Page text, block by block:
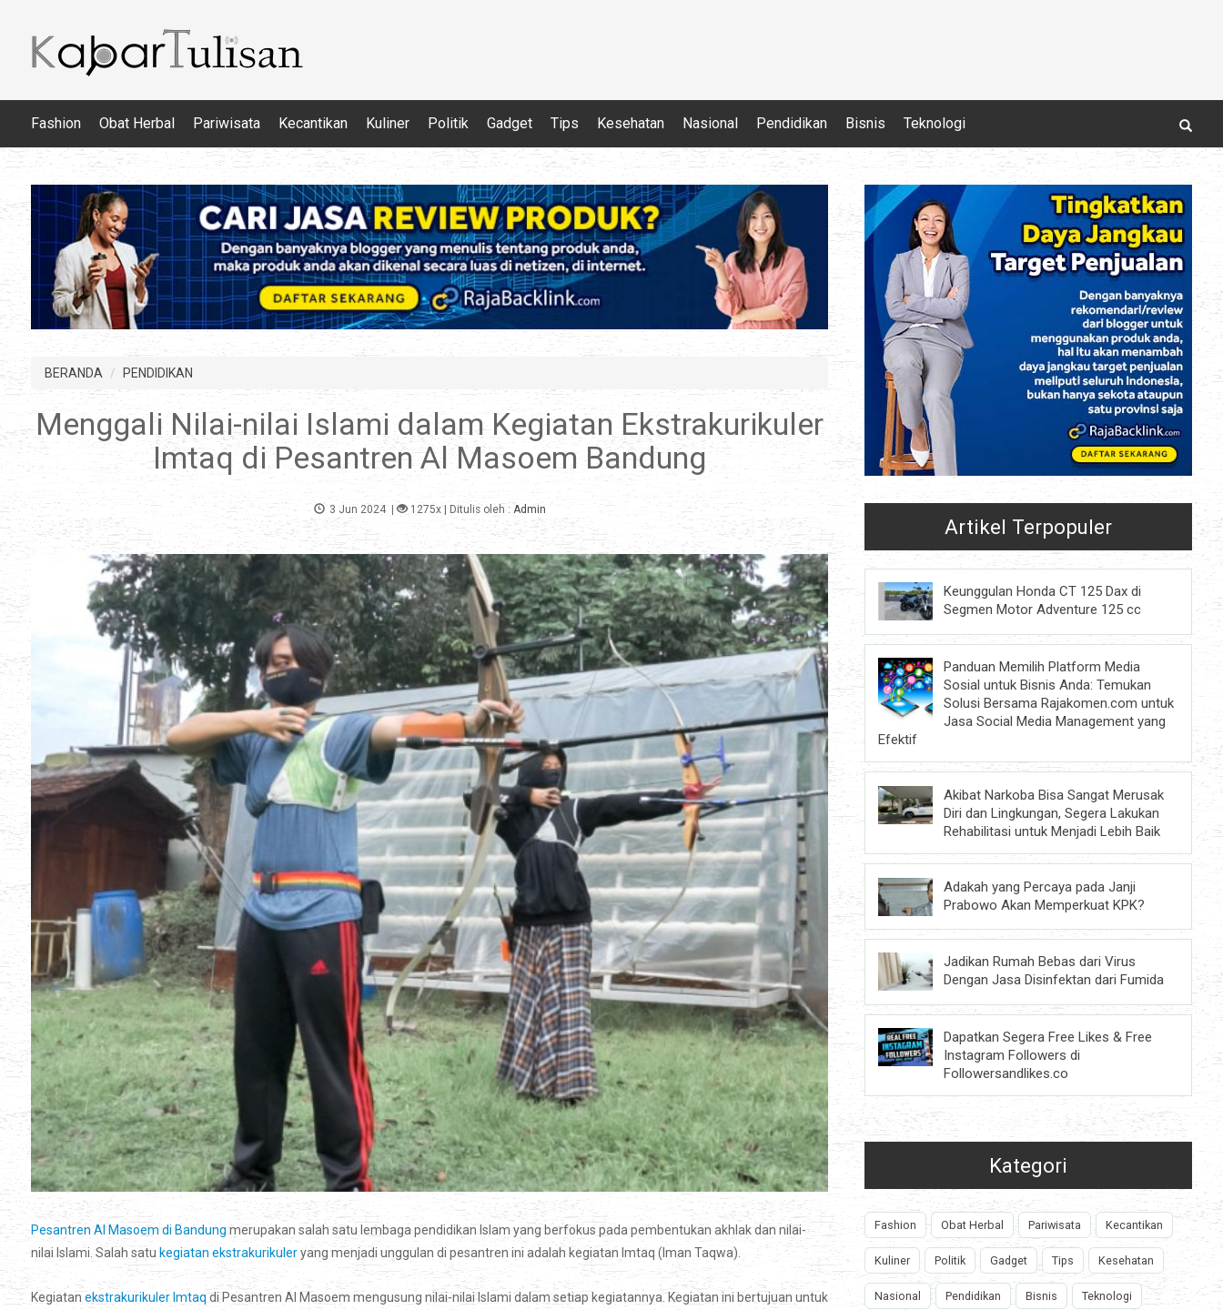
Fashion Obat Herbal Pariwisata Kecantikan Kuliner Politik Gadget Tips Kesehatan Nasional Pendidikan Bisnis Teknologi
BERANDA PENDIDIKAN
Menggali Nilai-nilai Islami dalam Kegiatan Ekstrakurikuler
Imtaq di Pesantren Al Masoem Bandung
3 Jun 2024| 1275x| Ditulis oleh : Admin
Pesantren Al Masoem di Bandung merupakan salah satu lembaga pendidikan Islam yang berfokus pada pembentukan akhlak dan nilai-
nilai Islami. Salah satu kegiatan ekstrakurikuleryang menjadi unggulan di pesantren ini adalah kegiatan Imtaq (Iman Taqwa).
Kegiatan ekstrakurikuler Imtaq di Pesantren Al Masoem mengusung nilai-nilai Islami dalam setiap kegiatannya. Kegiatan ini bertujuan untuk
Artikel Terpopuler
Keunggulan Honda CT 125 Dax di
Segmen Motor Adventure 125 cc
Panduan Memilih Platform Media
Sosial untuk Bisnis Anda: Temukan
Solusi Bersama Rajakomen.com untuk
Jasa Social Media Management yang
Efektif
Akibat Narkoba Bisa Sangat Merusak
Diri dan Lingkungan, Segera Lakukan
Rehabilitasi untuk Menjadi Lebih Baik
Adakah yang Percaya pada Janji
Prabowo Akan Memperkuat KPK?
Jadikan Rumah Bebas dari Virus
Dengan Jasa Disinfektan dari Fumida
Dapatkan Segera Free Likes & Free
Instagram Followers di
Followersandlikes.co
Kategori
Fashion Obat Herbal Pariwisata Kecantikan
Kuliner Politik Gadget Tips Kesehatan
Nasional Pendidikan Bisnis Teknologi